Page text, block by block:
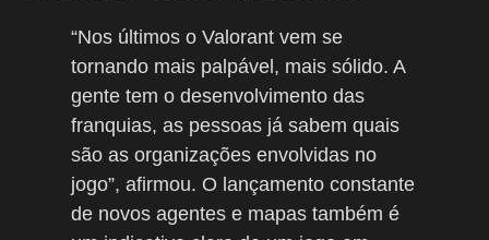
“Nos últimos o Valorant vem se
tornando mais palpável, mais sólido. A
gente tem o desenvolvimento das
franquias, as pessoas já sabem quais
são as organizações envolvidas no
jogo”, afirmou. O lançamento constante
de novos agentes e mapas também é